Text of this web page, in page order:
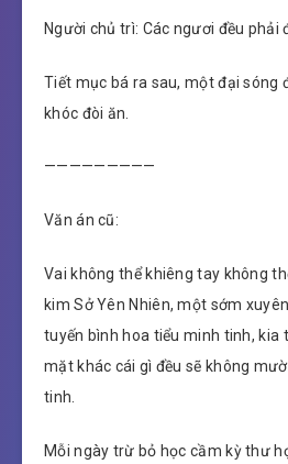
Người chủ trì: Các ngươi đều phải
Tiết mục bá ra sau, một đại sóng
khóc đòi ăn.
—————————
Văn án cũ:
Vai không thể khiêng tay không
kim Sở Yên Nhiên, một sớm
tuyến bình hoa tiểu minh tinh, kia
mặt khác cái gì đều sẽ không
tinh.
Mỗi ngày trừ bỏ học cầm kỳ thư